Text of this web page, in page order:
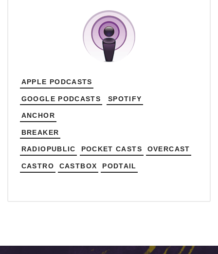
APPLE PODCASTS
GOOGLE PODCASTS SPOTIFY
ANCHOR
BREAKER
RADIOPUBLIC POCKET CASTS OVERCAST
CASTRO CASTBOX PODTAIL